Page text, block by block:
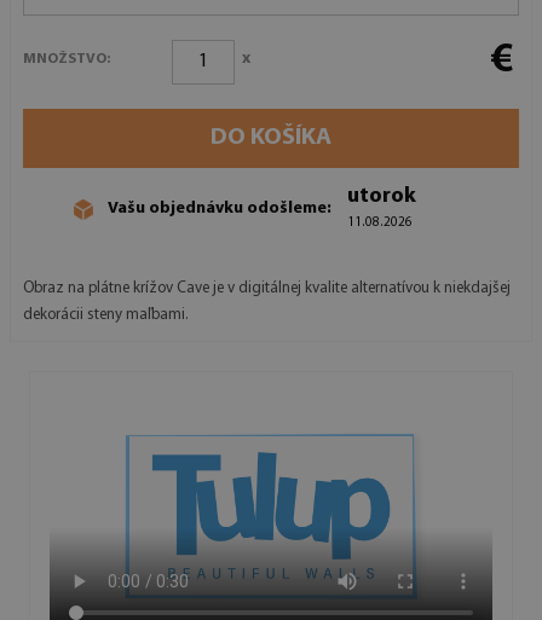
MNOŽSTVO: x €
DO KOŠÍKA
Vašu objednávku odošleme:
utorok
11.08.2026
Obraz na plátne krížov Cave je v digitálnej kvalite alternatívou k niekdajšej
dekorácii steny maľbami.